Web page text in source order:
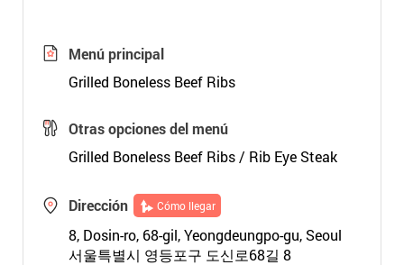
Menú principal
Grilled Boneless Beef Ribs
Otras opciones del menú
Grilled Boneless Beef Ribs / Rib Eye Steak
Dirección Cómo llegar
8, Dosin-ro, 68-gil, Yeongdeungpo-gu, Seoul
서울특별시 영등포구 도신로68길 8